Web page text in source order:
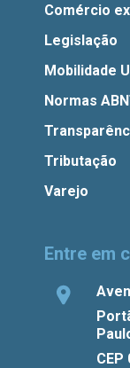
Comércio
Legislação
Mobilidade
Normas
Tributação
Varejo
Entre em
CEP